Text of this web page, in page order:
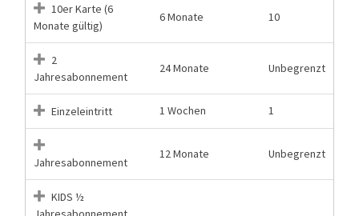
10er Karte (6
Monate gültig)
6 Monate 10
2
Jahresabonnement
24 Monate Unbegrenzt
Einzeleintritt 1 Wochen 1
Jahresabonnement
12 Monate Unbegrenzt
KIDS ½